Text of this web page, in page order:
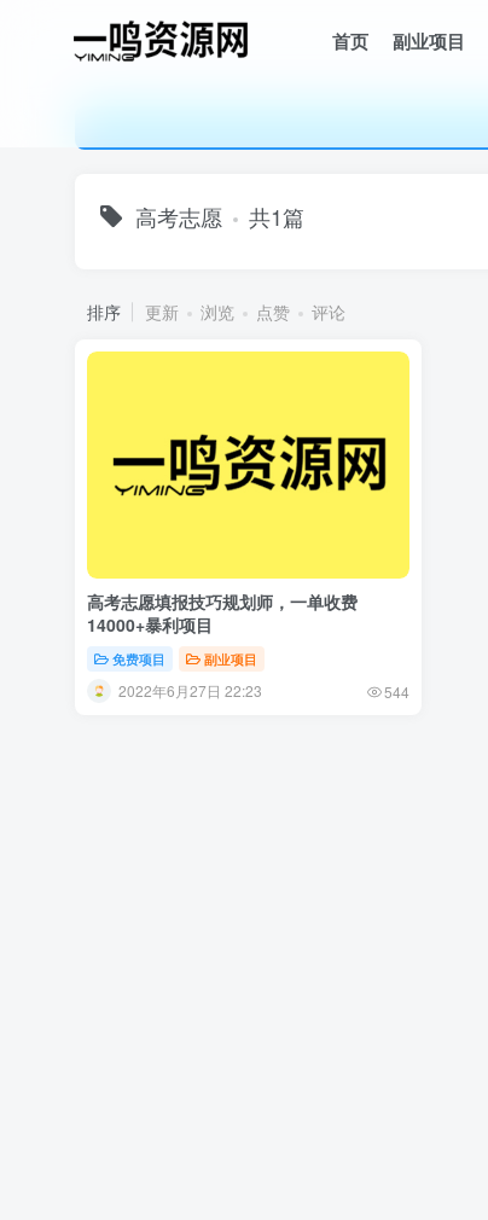
首页 副业项目
高考志愿 共1篇
排序 更新 浏览 点赞 评论
高考志愿填报技巧规划师，一单收费
14000+暴利项目
免费项目 副业项目
2022年6月27日 22:23 544